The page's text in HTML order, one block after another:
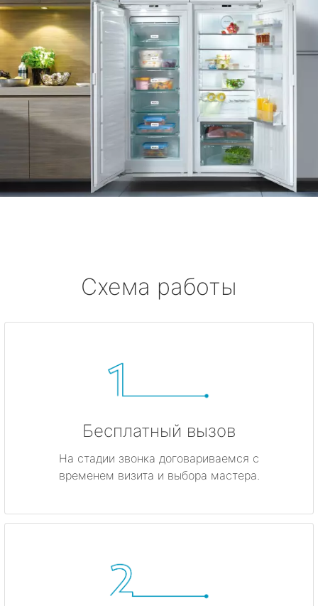
Схема работы
Бесплатный вызов
На стадии звонка договариваемся с
временем визита и выбора мастера.